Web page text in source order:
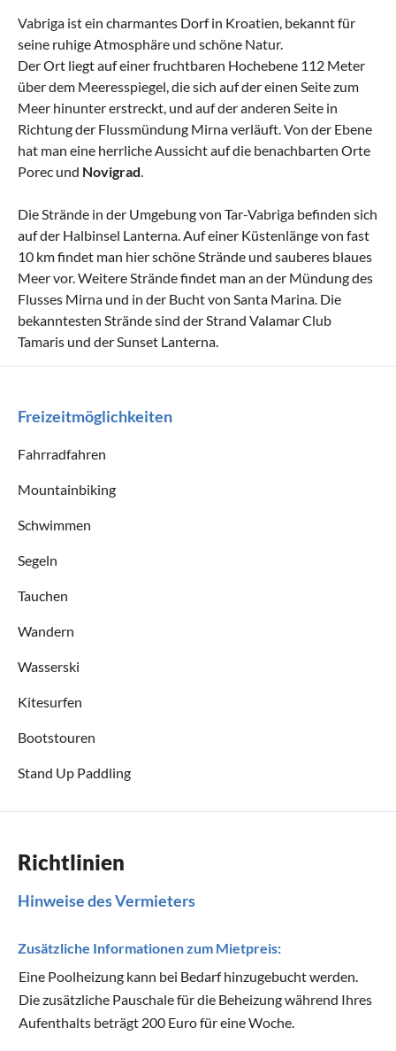
Vabriga ist ein charmantes Dorf in Kroatien, bekannt für
seine ruhige Atmosphäre und schöne Natur.
Der Ort liegt auf einer fruchtbaren Hochebene 112 Meter
über dem Meeresspiegel, die sich auf der einen Seite zum
Meer hinunter erstreckt, und auf der anderen Seite in
Richtung der Flussmündung Mirna verläuft. Von der Ebene
hat man eine herrliche Aussicht auf die benachbarten Orte
Porec und Novigrad
Die Strände in der Umgebung von Tar-Vabriga befinden sich
auf der Halbinsel Lanterna. Auf einer Küstenlänge von fast
10 km findet man hier schöne Strände und sauberes blaues
Meer vor. Weitere Strände findet man an der Mündung des
Flusses Mirna und in der Bucht von Santa Marina. Die
bekanntesten Strände sind der Strand Valamar Club
Tamaris und der Sunset Lanterna.
Freizeitmöglichkeiten
Fahrradfahren
Mountainbiking
Schwimmen
Segeln
Tauchen
Wandern
Wasserski
Kitesurfen
Bootstouren
Stand Up Paddling
Richtlinien
Hinweise des Vermieters
Zusätzliche Informationen zum Mietpreis:
Eine Poolheizung kann bei Bedarf hinzugebucht werden.
Die zusätzliche Pauschale für die Beheizung während Ihres
Aufenthalts beträgt 200 Euro für eine Woche.